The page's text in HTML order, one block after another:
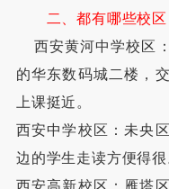
二、都有哪些校区
西安黄河中学校区
的华东数码城二楼，
上课挺近。
西安中学校区：未央
边的学生走读方便得很